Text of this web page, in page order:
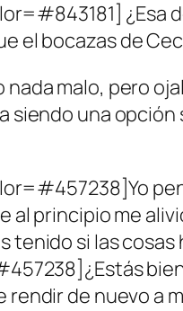
¿Esa
el bocazas de
nada malo, pero
siendo una opción
al principio me
tenido si las cosas
de nuevo a